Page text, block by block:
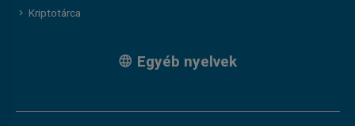
Kriptotárca
Egyéb nyelvek